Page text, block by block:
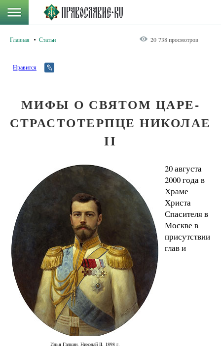
Главная Статьи 20 738 просмотров
Нравится
МИФЫ О СВЯТОМ ЦАРЕ-
СТРАСТОТЕРПЦЕ НИКОЛАЕ
II
Илья Галкин. Николай II. 1898 г.
20 августа
2000 года в
Храме
Христа
Спасителя в
Москве в
присутствии
глав и